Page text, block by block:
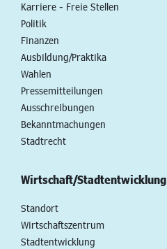
Karriere - Freie Stellen
Politik
Finanzen
Ausbildung/Praktika
Wahlen
Pressemitteilungen
Ausschreibungen
Bekanntmachungen
Stadtrecht
Wirtschaft/Stadtentwicklung
Standort
Wirtschaftszentrum
Stadtentwicklung